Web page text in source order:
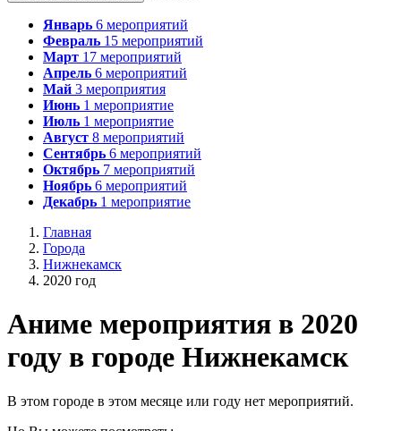
Январь 6 мероприятий
Февраль 15 мероприятий
Март 17 мероприятий
Апрель 6 мероприятий
Май 3 мероприятия
Июнь 1 мероприятие
Июль 1 мероприятие
Август 8 мероприятий
Сентябрь 6 мероприятий
Октябрь 7 мероприятий
Ноябрь 6 мероприятий
Декабрь 1 мероприятие
Главная
Города
Нижнекамск
2020 год
Аниме мероприятия в 2020
году в городе Нижнекамск
В этом городе в этом месяце или году нет мероприятий.